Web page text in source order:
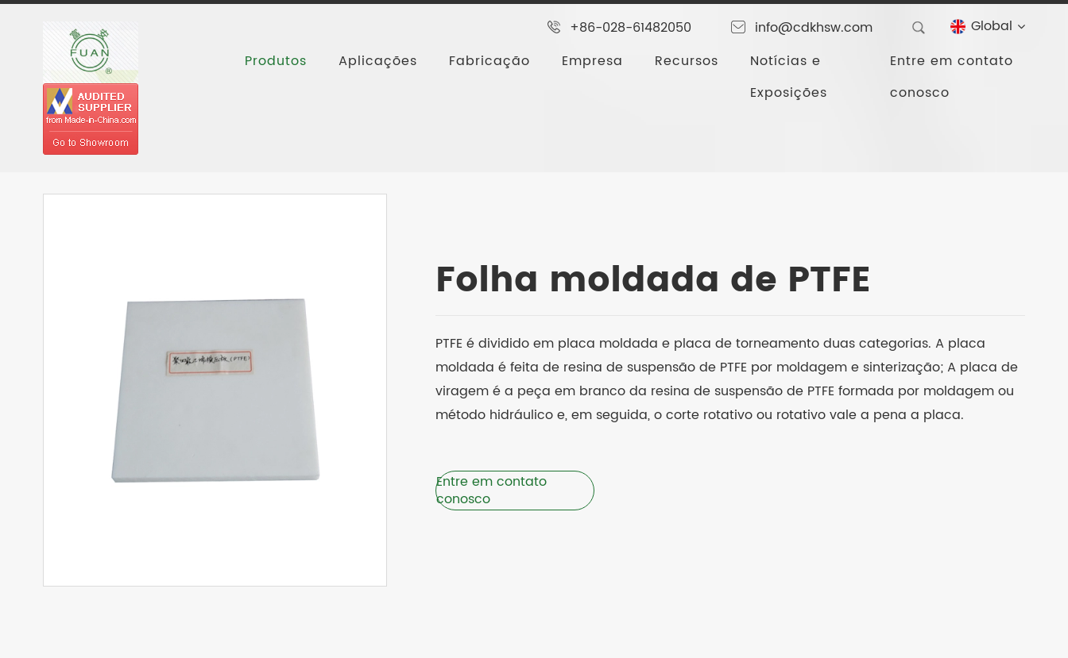
+86-028-61482050 info@cdkhsw.com
Global
Produtos
Aplicações Fabricação Empresa Recursos
Notícias e
Exposições
Entre em contato
conosco
Casa
Produtos
Folha moldada de PTFE
PTFE é dividido em placa moldada e placa de torneamento duas categorias. A placa
moldada é feita de resina de suspensão de PTFE por moldagem e sinterização; A placa de
viragem é a peça em branco da resina de suspensão de PTFE formada por moldagem ou
método hidráulico e, em seguida, o corte rotativo ou rotativo vale a pena a placa.
Entre em contato
conosco